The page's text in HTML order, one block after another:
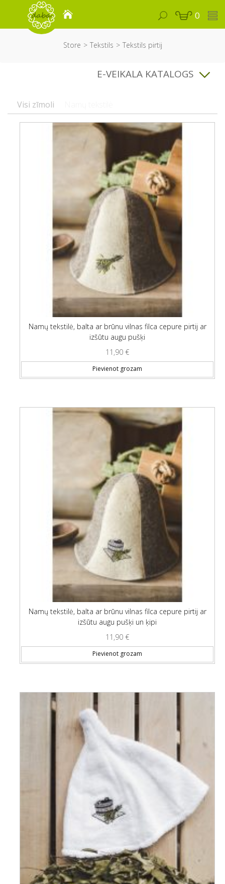
0
Store Tekstils Tekstils pirtij
E-VEIKALA KATALOGS
Visi zīmoli
Namų tekstilė, balta ar brūnu vilnas filca cepure pirtij ar
izšūtu augu pušķi
11,90 €
Pievienot grozam
Namų tekstilė, balta ar brūnu vilnas filca cepure pirtij ar
izšūtu augu pušķi un ķipi
11,90 €
Pievienot grozam